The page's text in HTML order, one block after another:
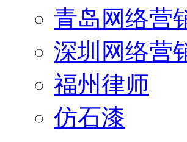
青岛网络营
深圳网络营
福州律师
仿石漆